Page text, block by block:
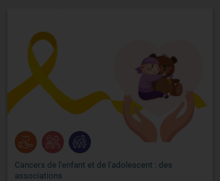
Cancers de l'enfant et de l'adolescent : des
associations